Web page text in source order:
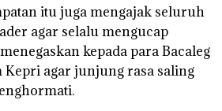
itu juga mengajak seluruh
agar selalu mengucap
kepada para Bacaleg
Kepri agar junjung rasa saling